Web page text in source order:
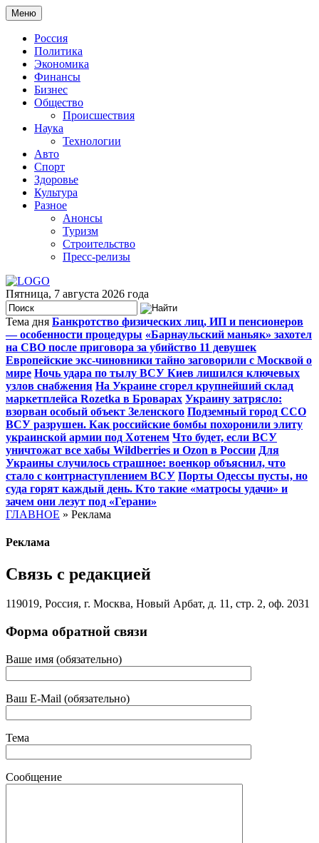
Меню
Россия
Политика
Экономика
Финансы
Бизнес
Общество
Происшествия
Наука
Технологии
Авто
Спорт
Здоровье
Культура
Разное
Анонсы
Туризм
Строительство
Пресс-релизы
Пятница, 7 августа 2026 года
Тема дня Банкротство физических лиц, ИП и пенсионеров
— особенности процедуры «Барнаульский маньяк» захотел
на СВО после приговора за убийство 11 девушек
Европейские экс-чиновники тайно заговорили с Москвой о
мире Ночь удара по тылу ВСУ Киев лишился ключевых
узлов снабжения На Украине сгорел крупнейший склад
маркетплейса Rozetka в Броварах Украину затрясло:
взорван особый объект Зеленского Подземный город ССО
ВСУ разрушен. Как российские бомбы похоронили элиту
украинской армии под Хотенем Что будет, если ВСУ
уничтожат все хабы Wildberries и Ozon в России Для
Украины случилось страшное: военкор объяснил, что
стало с контрнаступлением ВСУ Порты Одессы пусты, но
суда горят каждый день. Кто такие «матросы удачи» и
зачем они лезут под «Герани»
ГЛАВНОЕ » Реклама
Реклама
Связь с редакцией
119019, Россия, г. Москва, Новый Арбат, д. 11, стр. 2, оф. 2031
Форма обратной связи
Ваше имя (обязательно)
Ваш E-Mail (обязательно)
Тема
Сообщение